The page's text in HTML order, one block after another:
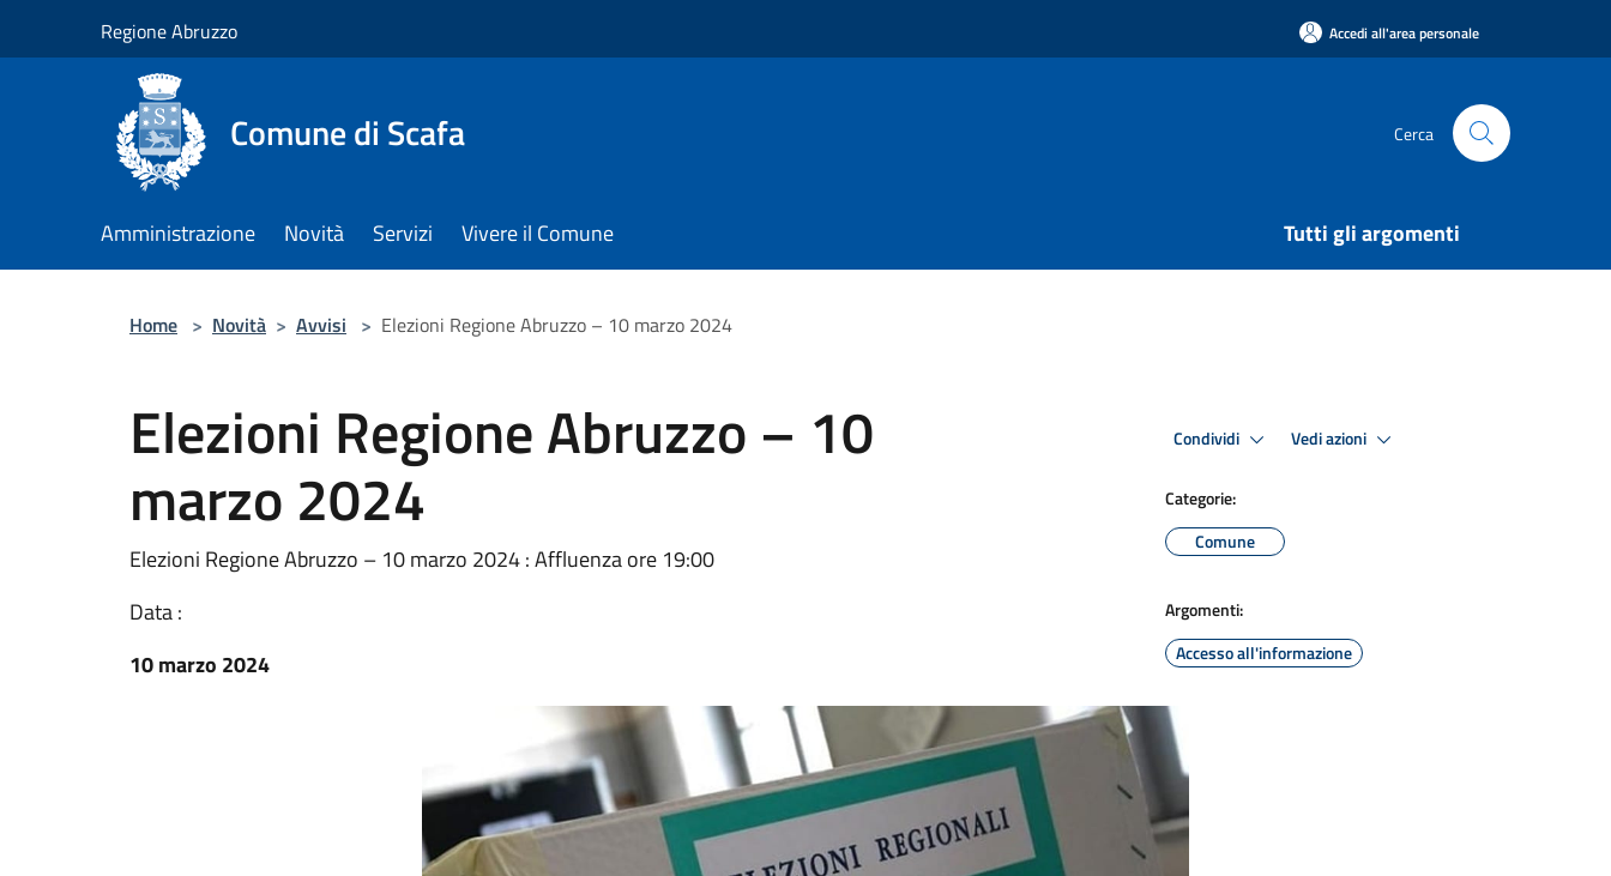
Regione Abruzzo Accedi all'area personale
Comune di Scafa Cerca
Amministrazione Novità Servizi Vivere il Comune Tutti gli argomenti
Home > Novità > Avvisi > Elezioni Regione Abruzzo – 10 marzo 2024
Elezioni Regione Abruzzo – 10
marzo 2024
Elezioni Regione Abruzzo – 10 marzo 2024 : Affluenza ore 19:00
Data :
10 marzo 2024
Condividi Vedi azioni
Categorie:
Comune
Argomenti:
Accesso all'informazione